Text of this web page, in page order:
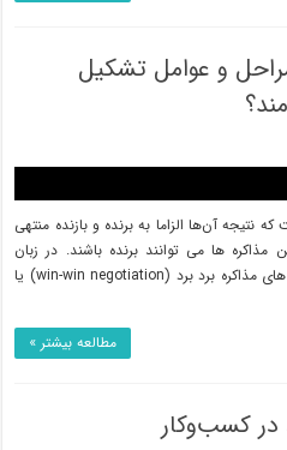
و عوامل تشکیل
نتیجه آن‌ها الزاما به برنده و بازنده منتهی
ها می توانند برنده باشند. در زبان
انگلیسی برای این نوع مذاکره ها از واژه های مذاکره برد برد (win-win negotiation) یا
مطالعه بیشتر »
در کسب‌وکار